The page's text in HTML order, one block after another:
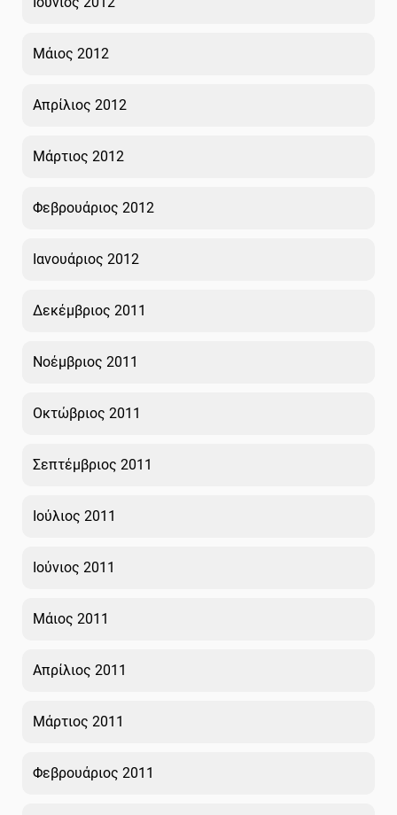
Μάιος 2012
Απρίλιος 2012
Μάρτιος 2012
Φεβρουάριος 2012
Ιανουάριος 2012
Δεκέμβριος 2011
Νοέμβριος 2011
Οκτώβριος 2011
Σεπτέμβριος 2011
Ιούλιος 2011
Ιούνιος 2011
Μάιος 2011
Απρίλιος 2011
Μάρτιος 2011
Φεβρουάριος 2011